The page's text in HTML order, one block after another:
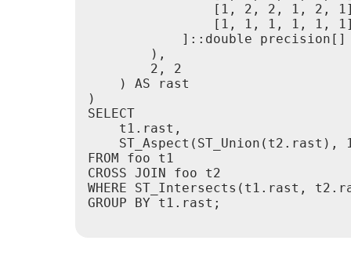
[1, 2, 2, 1, 2,
[1, 1, 1, 1, 1,
            ]::double precision[]
        ),
        2, 2
    ) AS rast
)
SELECT
    t1.rast,
ST_Aspect(ST_Union(t2.rast),
FROM foo t1
CROSS JOIN foo t2
WHERE ST_Intersects(t1.rast,
GROUP BY t1.rast;